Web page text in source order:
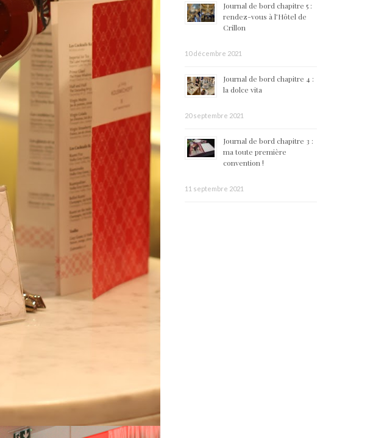
Journal de bord chapitre 5 :
rendez-vous à l’Hôtel de
Crillon
10 décembre 2021
Journal de bord chapitre 4 :
la dolce vita
20 septembre 2021
Journal de bord chapitre 3 :
ma toute première
convention !
11 septembre 2021